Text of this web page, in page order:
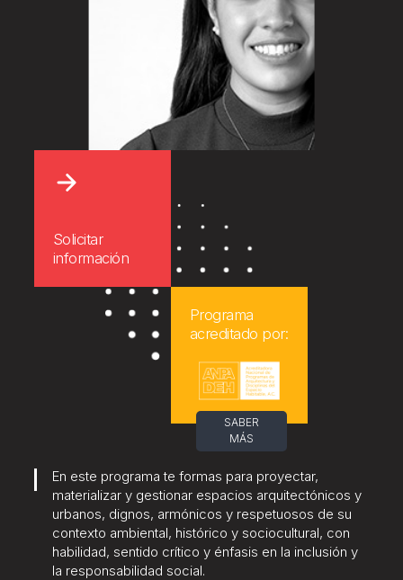
Solicitar
información
Programa
acreditado por:
SABER
MÁS
En este programa te formas para proyectar,
materializar y gestionar espacios arquitectónicos y
urbanos, dignos, armónicos y respetuosos de su
contexto ambiental, histórico y sociocultural, con
habilidad, sentido crítico y énfasis en la inclusión y
la responsabilidad social.